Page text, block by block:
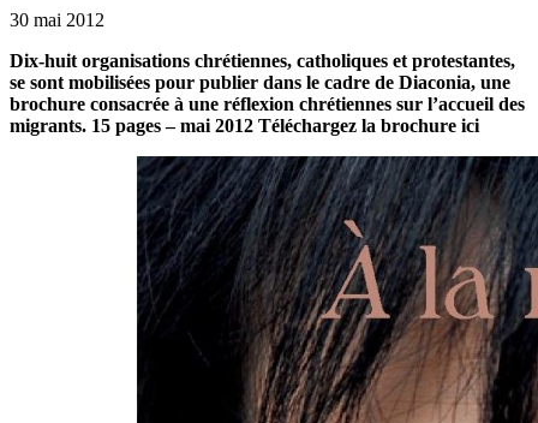
30 mai 2012
Dix-huit organisations chrétiennes, catholiques et protestantes,
se sont mobilisées pour publier dans le cadre de Diaconia, une
brochure consacrée à une réflexion chrétiennes sur l’accueil des
migrants. 15 pages – mai 2012 Téléchargez la brochure ici